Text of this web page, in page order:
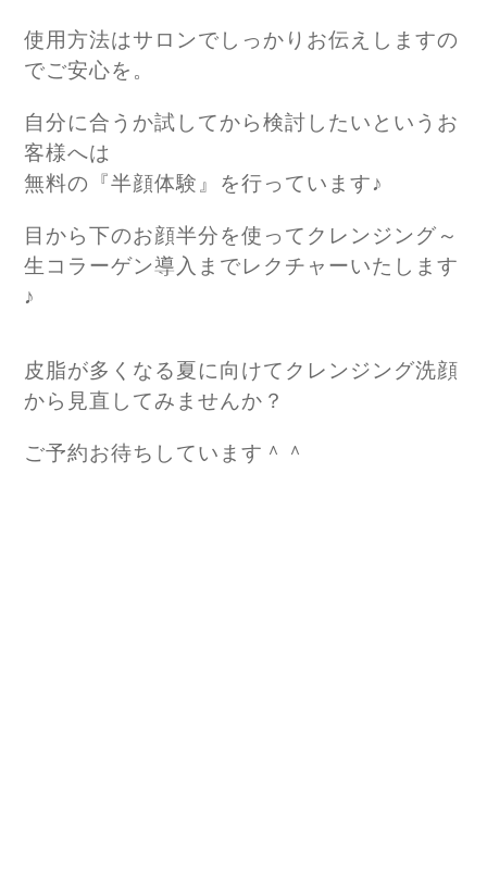
使用方法はサロンでしっかりお伝えしますの
でご安心を。
自分に合うか試してから検討したいというお
客様へは
無料の『半顔体験』を行っています♪
目から下のお顔半分を使ってクレンジング～
生コラーゲン導入までレクチャーいたします
♪
皮脂が多くなる夏に向けてクレンジング洗顔
から見直してみませんか？
ご予約お待ちしています＾＾